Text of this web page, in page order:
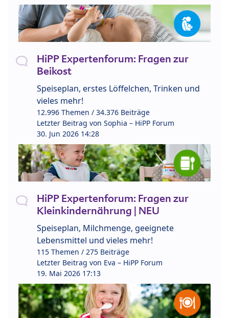
HiPP Expertenforum: Fragen zur
Beikost
Speiseplan, erstes Löffelchen, Trinken und
vieles mehr!
12.996 Themen / 34.376 Beiträge
Letzter Beitrag von Sophia – HiPP Forum
30. Jun 2026 14:28
HiPP Expertenforum: Fragen zur
Kleinkindernährung | NEU
Speiseplan, Milchmenge, geeignete
Lebensmittel und vieles mehr!
115 Themen / 275 Beiträge
Letzter Beitrag von Eva – HiPP Forum
19. Mai 2026 17:13